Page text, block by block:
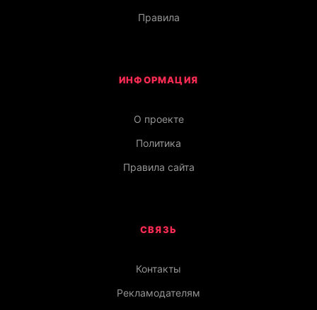
Правила
ИНФОРМАЦИЯ
О проекте
Политика
Правила сайта
СВЯЗЬ
Контакты
Рекламодателям